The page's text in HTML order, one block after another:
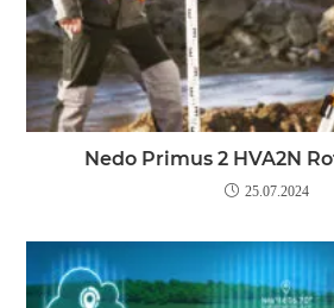
Nedo Primus 2 HVA2N
25.07.2024